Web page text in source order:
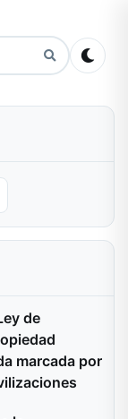
de
marcada por